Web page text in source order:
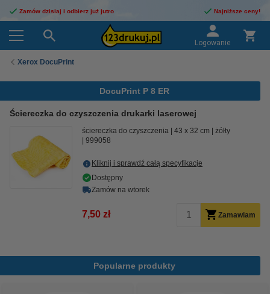
Zamów dzisiaj i odbierz już jutro Najniższe ceny!
Logowanie
Xerox DocuPrint
DocuPrint P 8 ER
Ściereczka do czyszczenia drukarki laserowej
ściereczka do czyszczenia 43 x 32 cm
żółty
999058
Kliknij i sprawdź całą specyfikacje
Dostępny
Zamów na wtorek
7,50 zł Zamawiam
Popularne produkty